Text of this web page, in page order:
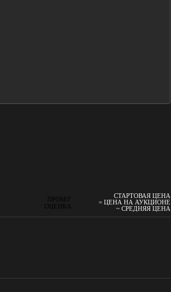
ПРОБЕГ
ОЦЕНКА
СТАРТОВАЯ ЦЕНА
= ЦЕНА НА АУКЦИОНЕ
~ СРЕДНЯЯ ЦЕНА